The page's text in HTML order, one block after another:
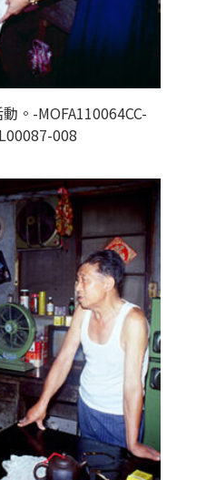
。-MOFA110064CC-
008